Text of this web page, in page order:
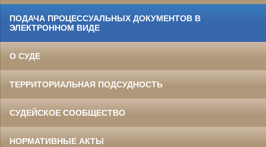
ПОДАЧА ПРОЦЕССУАЛЬНЫХ ДОКУМЕНТОВ В
ЭЛЕКТРОННОМ ВИДЕ
О СУДЕ
ТЕРРИТОРИАЛЬНАЯ ПОДСУДНОСТЬ
СУДЕЙСКОЕ СООБЩЕСТВО
НОРМАТИВНЫЕ АКТЫ